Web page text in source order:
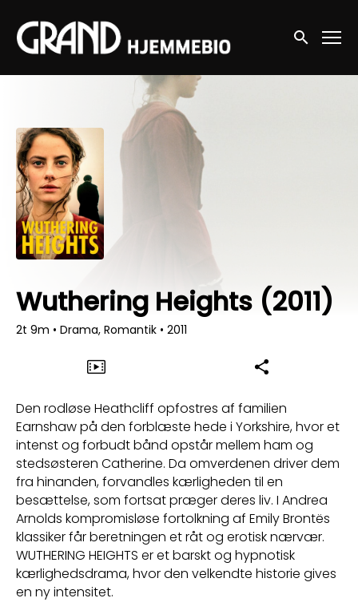
Accessibility Links
Søg nu
Wuthering Heights (2011)
2t 9m • Drama, Romantik • 2011
Den rodløse Heathcliff opfostres af familien
Earnshaw på den forblæste hede i Yorkshire, hvor et
intenst og forbudt bånd opstår mellem ham og
stedsøsteren Catherine. Da omverdenen driver dem
fra hinanden, forvandles kærligheden til en
besættelse, som fortsat præger deres liv. I Andrea
Arnolds kompromisløse fortolkning af Emily Brontës
klassiker får beretningen et råt og erotisk nærvær.
WUTHERING HEIGHTS er et barskt og hypnotisk
kærlighedsdrama, hvor den velkendte historie gives
en ny intensitet.